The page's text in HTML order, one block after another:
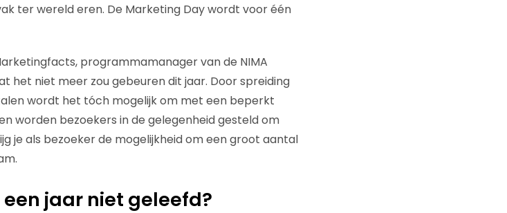
ter wereld eren. De Marketing Day wordt voor één
programmamanager van de NIMA
het niet meer zou gebeuren dit jaar. Door spreiding
wordt het tóch mogelijk om met een beperkt
worden bezoekers in de gelegenheid gesteld om
je als bezoeker de mogelijkheid om een groot aantal
een jaar niet geleefd?